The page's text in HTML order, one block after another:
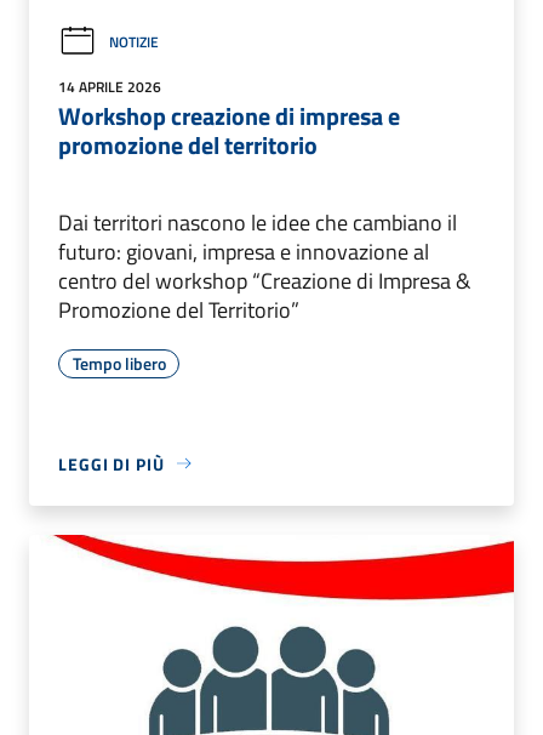
NOTIZIE
14 APRILE 2026
Workshop creazione di impresa e
promozione del territorio
Dai territori nascono le idee che cambiano il
futuro: giovani, impresa e innovazione al
centro del workshop “Creazione di Impresa &
Promozione del Territorio”
Tempo libero
LEGGI DI PIÙ